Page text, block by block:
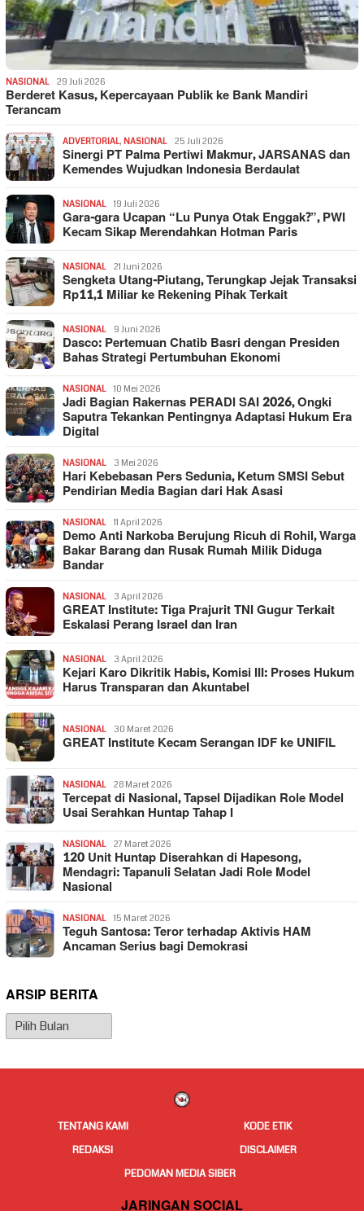
NASIONAL 29 Juli 2026
Berderet Kasus, Kepercayaan Publik ke Bank Mandiri
Terancam
ADVERTORIAL, NASIONAL 25 Juli 2026
Sinergi PT Palma Pertiwi Makmur, JARSANAS dan
Kemendes Wujudkan Indonesia Berdaulat
NASIONAL 19 Juli 2026
Gara-gara Ucapan “Lu Punya Otak Enggak?”, PWI
Kecam Sikap Merendahkan Hotman Paris
NASIONAL 21 Juni 2026
Sengketa Utang-Piutang, Terungkap Jejak Transaksi
Rp11,1 Miliar ke Rekening Pihak Terkait
NASIONAL 9 Juni 2026
Dasco: Pertemuan Chatib Basri dengan Presiden
Bahas Strategi Pertumbuhan Ekonomi
NASIONAL 10 Mei 2026
Jadi Bagian Rakernas PERADI SAI 2026, Ongki
Saputra Tekankan Pentingnya Adaptasi Hukum Era
Digital
NASIONAL 3 Mei 2026
Hari Kebebasan Pers Sedunia, Ketum SMSI Sebut
Pendirian Media Bagian dari Hak Asasi
NASIONAL 11 April 2026
Demo Anti Narkoba Berujung Ricuh di Rohil, Warga
Bakar Barang dan Rusak Rumah Milik Diduga
Bandar
NASIONAL 3 April 2026
GREAT Institute: Tiga Prajurit TNI Gugur Terkait
Eskalasi Perang Israel dan Iran
NASIONAL 3 April 2026
Kejari Karo Dikritik Habis, Komisi III: Proses Hukum
Harus Transparan dan Akuntabel
NASIONAL 30 Maret 2026
GREAT Institute Kecam Serangan IDF ke UNIFIL
NASIONAL 28 Maret 2026
Tercepat di Nasional, Tapsel Dijadikan Role Model
Usai Serahkan Huntap Tahap I
NASIONAL 27 Maret 2026
120 Unit Huntap Diserahkan di Hapesong,
Mendagri: Tapanuli Selatan Jadi Role Model
Nasional
NASIONAL 15 Maret 2026
Teguh Santosa: Teror terhadap Aktivis HAM
Ancaman Serius bagi Demokrasi
ARSIP BERITA
Arsip
Berita
TENTANG KAMI
KODE ETIK
REDAKSI
DISCLAIMER
PEDOMAN MEDIA SIBER
JARINGAN SOCIAL